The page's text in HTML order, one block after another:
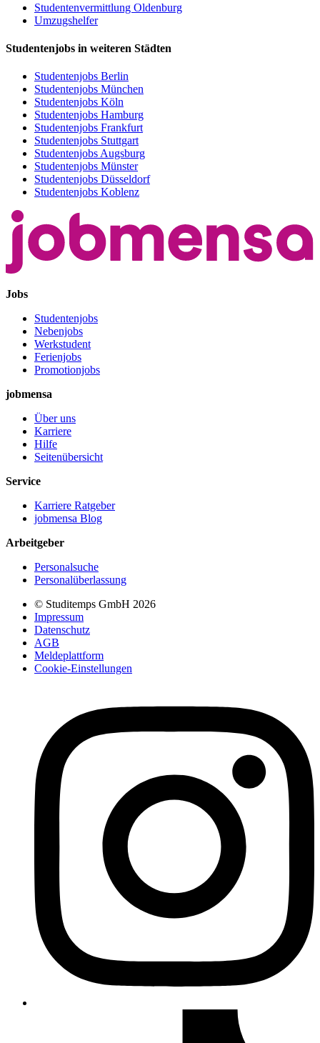
Studentenvermittlung Oldenburg
Umzugshelfer
Studentenjobs in weiteren Städten
Studentenjobs Berlin
Studentenjobs München
Studentenjobs Köln
Studentenjobs Hamburg
Studentenjobs Frankfurt
Studentenjobs Stuttgart
Studentenjobs Augsburg
Studentenjobs Münster
Studentenjobs Düsseldorf
Studentenjobs Koblenz
Jobs
Studentenjobs
Nebenjobs
Werkstudent
Ferienjobs
Promotionjobs
jobmensa
Über uns
Karriere
Hilfe
Seitenübersicht
Service
Karriere Ratgeber
jobmensa Blog
Arbeitgeber
Personalsuche
Personalüberlassung
© Studitemps GmbH 2026
Impressum
Datenschutz
AGB
Meldeplattform
Cookie-Einstellungen